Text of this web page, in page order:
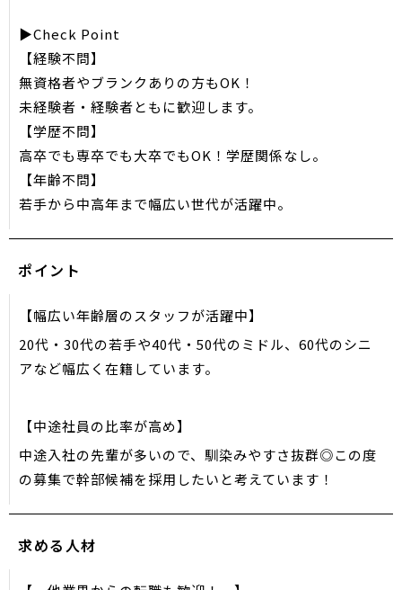
▶Check Point
【経験不問】
無資格者やブランクありの方もOK！
未経験者・経験者ともに歓迎します。
【学歴不問】
高卒でも専卒でも大卒でもOK！学歴関係なし。
【年齢不問】
若手から中高年まで幅広い世代が活躍中。
ポイント
【幅広い年齢層のスタッフが活躍中】
20代・30代の若手や40代・50代のミドル、60代のシニ
アなど幅広く在籍しています。
【中途社員の比率が高め】
中途入社の先輩が多いので、馴染みやすさ抜群◎この度
の募集で幹部候補を採用したいと考えています！
求める人材